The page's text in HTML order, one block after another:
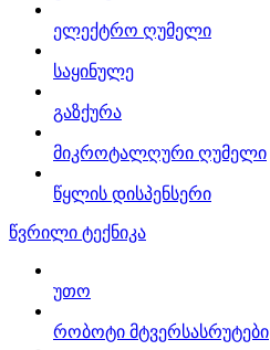
ელექტრო ღუმელი
საყინულე
გაზქურა
მიკროტალღური ღუმელი
წყლის დისპენსერი
წვრილი ტექნიკა
უთო
რობოტი მტვერსასრუტები